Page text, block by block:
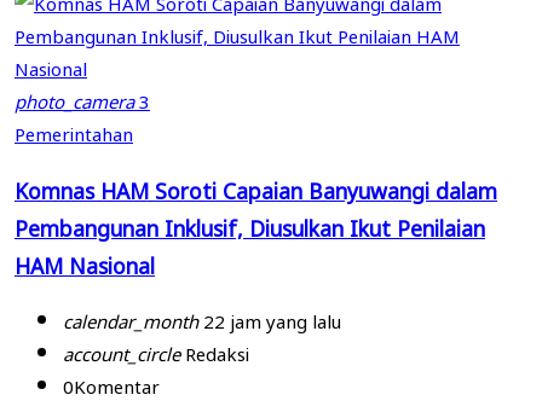
photo_camera3
Pemerintahan
Komnas HAM Soroti Capaian Banyuwangi dalam
Pembangunan Inklusif, Diusulkan Ikut Penilaian
HAM Nasional
calendar_month22 jam yang lalu
account_circleRedaksi
0Komentar